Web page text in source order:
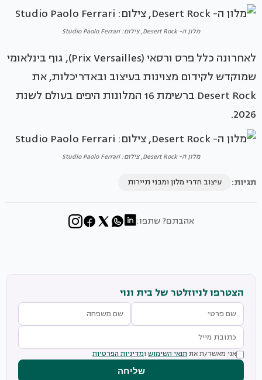
מלון ה- Desert Rock, צילום: Studio Paolo Ferrari
לאחרונה כלל פרס ורסאי (Prix Versailles), גוף בינלאומי
שמוקדש לקידום מצוינות בעיצוב ובאדריכלות, את
Desert Rock ברשימת 16 המלונות היפים בעולם לשנת
2026.
מלון ה- Desert Rock, צילום: Studio Paolo Ferrari
תגיות: עיצוב חדרי מלון ומבני תיירות
אהבתם? שתפו:
הצטרפו לניוזלטר של בית ונוי
אני מאשר/ת את תנאי השימוש ומדיניות הפרטיות
שליחה